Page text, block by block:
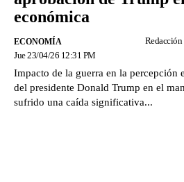
económica
ECONOMÍA
Jue 23/04/26 12:31 PM
Impacto de la guerra en la percepción
del presidente Donald Trump en el
sufrido una caída significativa...